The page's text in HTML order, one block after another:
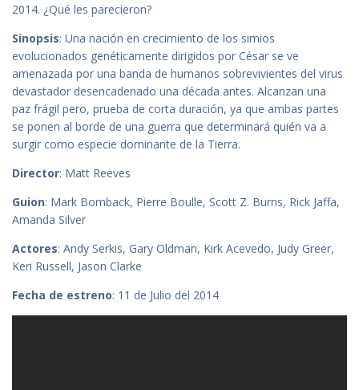
2014. ¿Qué les parecieron?
Sinopsis: Una nación en crecimiento de los simios
evolucionados genéticamente dirigidos por César se ve
amenazada por una banda de humanos sobrevivientes del virus
devastador desencadenado una década antes. Alcanzan una
paz frágil pero, prueba de corta duración, ya que ambas partes
se ponen al borde de una guerra que determinará quién va a
surgir como especie dominante de la Tierra.
Director: Matt Reeves
Guion: Mark Bomback, Pierre Boulle, Scott Z. Burns, Rick Jaffa,
Amanda Silver
Actores: Andy Serkis, Gary Oldman, Kirk Acevedo, Judy Greer,
Keri Russell, Jason Clarke
Fecha de estreno: 11 de Julio del 2014